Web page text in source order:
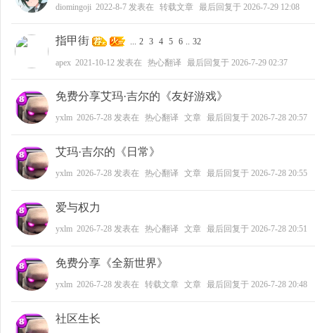
diomingoji 2022-8-7 发表在 转载文章 最后回复于 2026-7-29 12:08
指甲街 ... 2 3 4 5 6 .. 32
apex 2021-10-12 发表在 热心翻译 最后回复于 2026-7-29 02:37
免费分享艾玛·吉尔的《友好游戏》
yxlm 2026-7-28 发表在 热心翻译 文章 最后回复于 2026-7-28 20:57
艾玛·吉尔的《日常》
yxlm 2026-7-28 发表在 热心翻译 文章 最后回复于 2026-7-28 20:55
爱与权力
yxlm 2026-7-28 发表在 热心翻译 文章 最后回复于 2026-7-28 20:51
免费分享《全新世界》
yxlm 2026-7-28 发表在 转载文章 文章 最后回复于 2026-7-28 20:48
社区生长